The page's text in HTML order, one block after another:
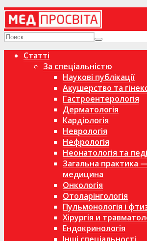
Статті
За спеціальністю
Наукові публікації
Акушерство та
Гастроентерологія
Дерматологія
Кардіологія
Неврологія
Нефрологія
Неонатологія та
Загальна практика
медицина
Онкологія
Отоларінгологія
Пульмонологія і
Хірургія и
Ендокринологія
Інші спеціальності